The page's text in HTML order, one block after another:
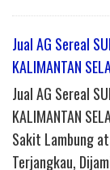
Jual AG Sereal
KALIMANTAN
Jual AG Sereal
KALIMANTAN
Sakit Lambung
Terjangkau,